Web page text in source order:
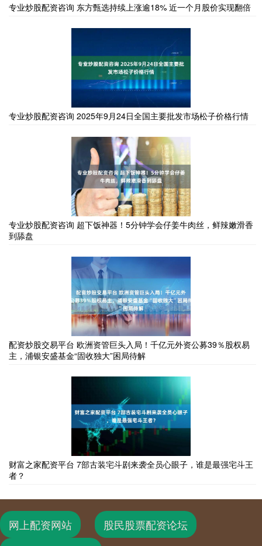
专业炒股配资咨询 东方甄选持续上涨逾18% 近一个月股价实现翻倍
专业炒股配资咨询 2025年9月24日全国主要批发市场松子价格行情
专业炒股配资咨询 超下饭神器！5分钟学会仔姜牛肉丝，鲜辣嫩滑香
到舔盘
配资炒股交易平台 欧洲资管巨头入局！千亿元外资公募39％股权易
主，浦银安盛基金“固收独大”困局待解
财富之家配资平台 7部古装宅斗剧来袭全员心眼子，谁是最强宅斗王
者？
网上配资网站
股民股票配资论坛